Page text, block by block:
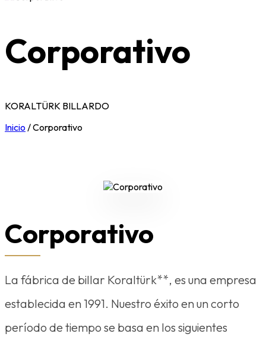
Corporativo
KORALTÜRK BILLARDO
Inicio /Corporativo
Corporativo
La fábrica de billar Koraltürk**, es una empresa
establecida en 1991. Nuestro éxito en un corto
período de tiempo se basa en los siguientes